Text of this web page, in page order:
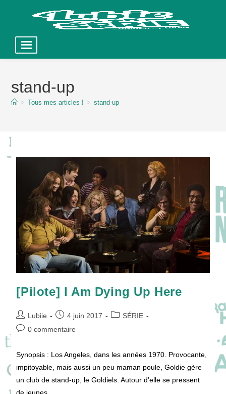
contentstand-up
> Tous mes articles ! > stand-up
[Pilote] I Am Dying Up Here
Auteur/autrice
de
Lubiie
Publication
publiée :
4 juin 2017
PostSÉRIE
Commentaires
publication :
0 commentaire
Synopsis : Los Angeles, dans les années 1970. Provocante,
impitoyable, mais aussi un peu maman poule, Goldie gère
un club de stand-up, le Goldiels. Autour d’elle se pressent